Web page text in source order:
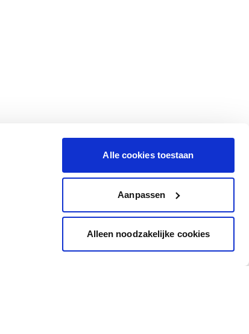
Alle cookies toestaan
Aanpassen
Alleen noodzakelijke cookies